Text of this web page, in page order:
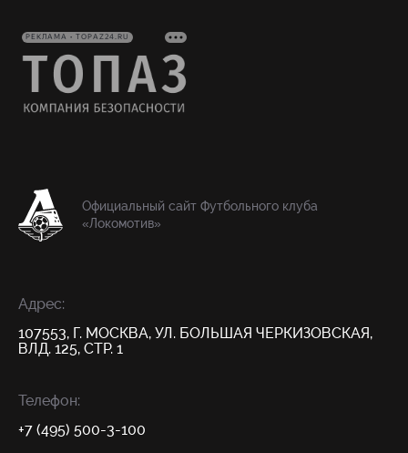
РЕКЛАМА • TOPAZ24.RU
Официальный сайт Футбольного клуба
«Локомотив»
Адрес:
107553, Г. МОСКВА, УЛ. БОЛЬШАЯ ЧЕРКИЗОВСКАЯ,
ВЛД. 125, СТР. 1
Телефон:
+7 (495) 500-3-100